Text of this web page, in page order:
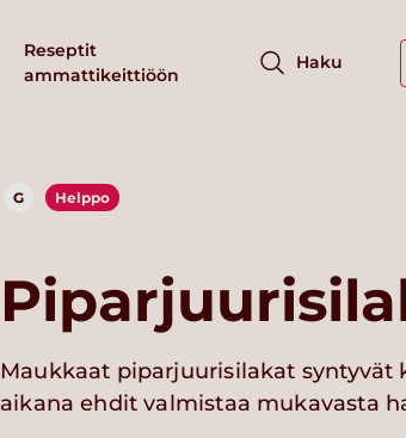
Reseptit
ammattikeittiöön
Haku
G Helppo
Maukkaat piparjuurisilakat syntyvät
aikana ehdit valmistaa mukavasta